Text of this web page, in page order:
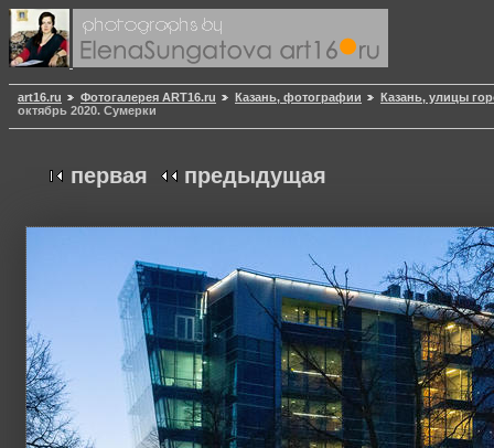
art16.ru Фотогалерея ART16.ru Казань, фотографии
Казань, улицы
октябрь 2020. Сумерки
первая предыдущая